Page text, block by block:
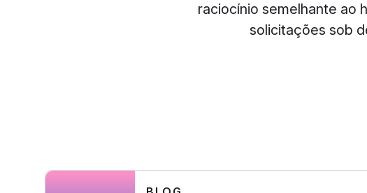
raciocínio semelhante ao
solicitações sob